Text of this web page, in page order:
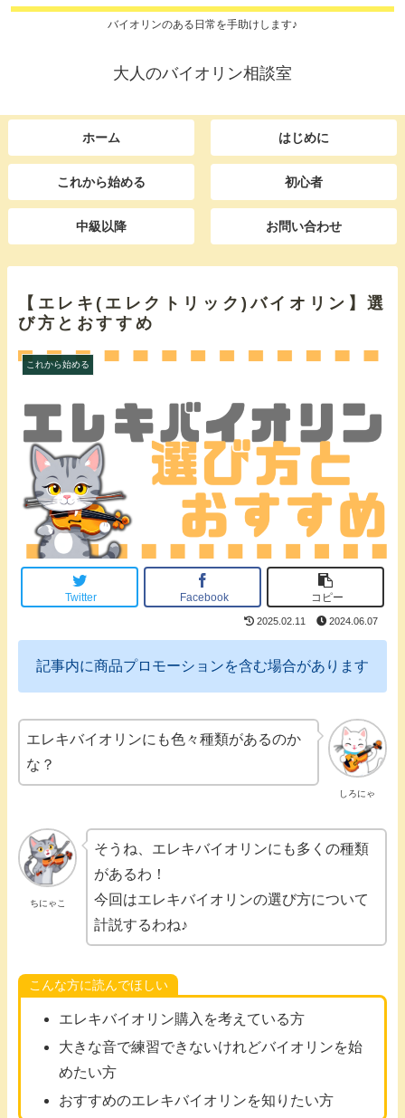
バイオリンのある日常を手助けします♪
大人のバイオリン相談室
ホーム はじめに
これから始める 初心者
中級以降 お問い合わせ
【エレキ(エレクトリック)バイオリン】選
び方とおすすめ
これから始める
Twitter Facebook コピー
2025.02.11 2024.06.07
記事内に商品プロモーションを含む場合があります
しろにゃ
エレキバイオリンにも色々種類があるのか
な？
ちにゃこ
そうね、エレキバイオリンにも多くの種類
があるわ！
今回はエレキバイオリンの選び方について
計説するわね♪
こんな方に読んでほしい
エレキバイオリン購入を考えている方
大きな音で練習できないけれどバイオリンを始
めたい方
おすすめのエレキバイオリンを知りたい方